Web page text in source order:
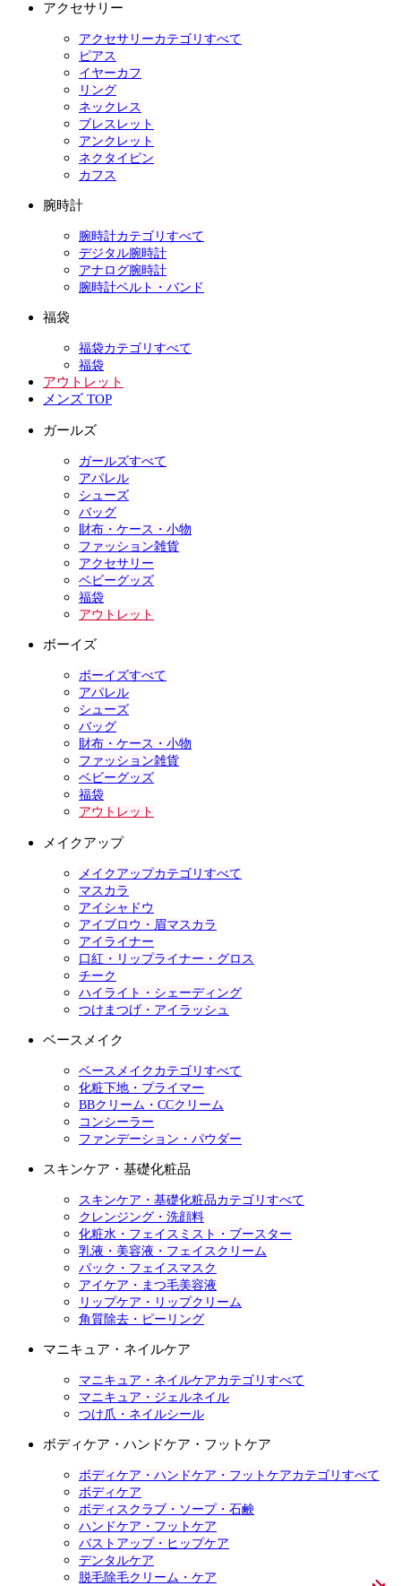
アクセサリー
アクセサリーカテゴリすべて
ピアス
イヤーカフ
リング
ネックレス
ブレスレット
アンクレット
ネクタイピン
カフス
腕時計
腕時計カテゴリすべて
デジタル腕時計
アナログ腕時計
腕時計ベルト・バンド
福袋
福袋カテゴリすべて
福袋
アウトレット
メンズ TOP
ガールズ
ガールズすべて
アパレル
シューズ
バッグ
財布・ケース・小物
ファッション雑貨
アクセサリー
ベビーグッズ
福袋
アウトレット
ボーイズ
ボーイズすべて
アパレル
シューズ
バッグ
財布・ケース・小物
ファッション雑貨
ベビーグッズ
福袋
アウトレット
メイクアップ
メイクアップカテゴリすべて
マスカラ
アイシャドウ
アイブロウ・眉マスカラ
アイライナー
口紅・リップライナー・グロス
チーク
ハイライト・シェーディング
つけまつげ・アイラッシュ
ベースメイク
ベースメイクカテゴリすべて
化粧下地・プライマー
BBクリーム・CCクリーム
コンシーラー
ファンデーション・パウダー
スキンケア・基礎化粧品
スキンケア・基礎化粧品カテゴリすべて
クレンジング・洗顔料
化粧水・フェイスミスト・ブースター
乳液・美容液・フェイスクリーム
パック・フェイスマスク
アイケア・まつ毛美容液
リップケア・リップクリーム
角質除去・ピーリング
マニキュア・ネイルケア
マニキュア・ネイルケアカテゴリすべて
マニキュア・ジェルネイル
つけ爪・ネイルシール
ボディケア・ハンドケア・フットケア
ボディケア・ハンドケア・フットケアカテゴリすべて
ボディケア
ボディスクラブ・ソープ・石鹸
ハンドケア・フットケア
バストアップ・ヒップケア
デンタルケア
脱毛除毛クリーム・ケア